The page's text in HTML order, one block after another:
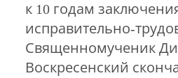
к 10 годам
исправительно-
Священномученик
Воскресенский